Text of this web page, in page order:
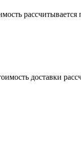
рассчитывается
доставки